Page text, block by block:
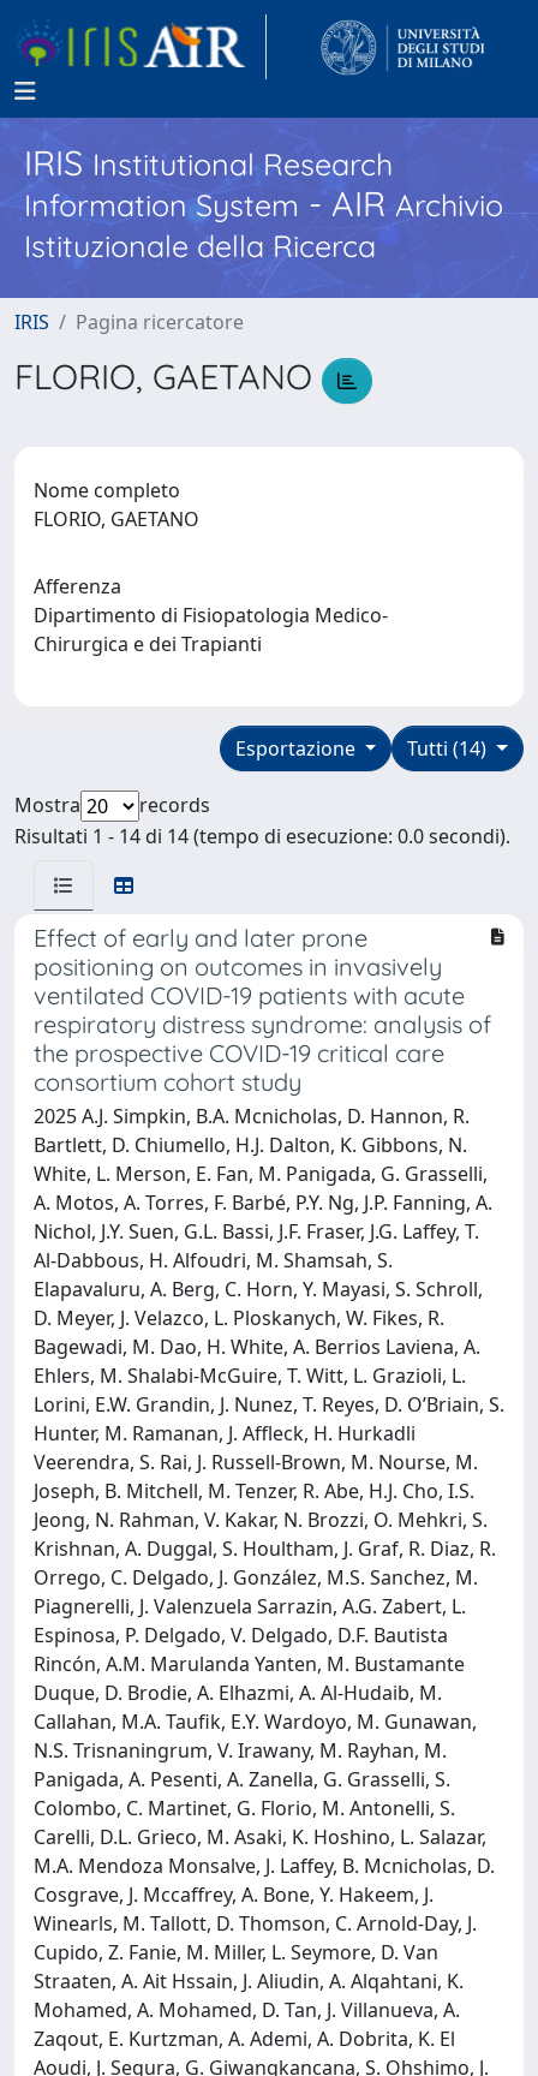
IRISInstitutional Research
Information System - AIR Archivio
Istituzionale della Ricerca
IRIS Pagina ricercatore
FLORIO, GAETANO
Nome completo
FLORIO, GAETANO
Afferenza
Dipartimento di Fisiopatologia Medico-
Chirurgica e dei Trapianti
Tutti (14)
Esportazione
Mostra
records
Risultati 1 - 14 di 14 (tempo di esecuzione: 0.0 secondi).
Effect of early and later prone
positioning on outcomes in invasively
ventilated COVID-19 patients with acute
respiratory distress syndrome: analysis of
the prospective COVID-19 critical care
consortium cohort study
2025 A.J. Simpkin, B.A. Mcnicholas, D. Hannon, R.
Bartlett, D. Chiumello, H.J. Dalton, K. Gibbons, N.
White, L. Merson, E. Fan, M. Panigada, G. Grasselli,
A. Motos, A. Torres, F. Barbé, P.Y. Ng, J.P. Fanning, A.
Nichol, J.Y. Suen, G.L. Bassi, J.F. Fraser, J.G. Laffey, T.
Al-Dabbous, H. Alfoudri, M. Shamsah, S.
Elapavaluru, A. Berg, C. Horn, Y. Mayasi, S. Schroll,
D. Meyer, J. Velazco, L. Ploskanych, W. Fikes, R.
Bagewadi, M. Dao, H. White, A. Berrios Laviena, A.
Ehlers, M. Shalabi-McGuire, T. Witt, L. Grazioli, L.
Lorini, E.W. Grandin, J. Nunez, T. Reyes, D. O’Briain, S.
Hunter, M. Ramanan, J. Affleck, H. Hurkadli
Veerendra, S. Rai, J. Russell-Brown, M. Nourse, M.
Joseph, B. Mitchell, M. Tenzer, R. Abe, H.J. Cho, I.S.
Jeong, N. Rahman, V. Kakar, N. Brozzi, O. Mehkri, S.
Krishnan, A. Duggal, S. Houltham, J. Graf, R. Diaz, R.
Orrego, C. Delgado, J. González, M.S. Sanchez, M.
Piagnerelli, J. Valenzuela Sarrazin, A.G. Zabert, L.
Espinosa, P. Delgado, V. Delgado, D.F. Bautista
Rincón, A.M. Marulanda Yanten, M. Bustamante
Duque, D. Brodie, A. Elhazmi, A. Al-Hudaib, M.
Callahan, M.A. Taufik, E.Y. Wardoyo, M. Gunawan,
N.S. Trisnaningrum, V. Irawany, M. Rayhan, M.
Panigada, A. Pesenti, A. Zanella, G. Grasselli, S.
Colombo, C. Martinet, G. Florio, M. Antonelli, S.
Carelli, D.L. Grieco, M. Asaki, K. Hoshino, L. Salazar,
M.A. Mendoza Monsalve, J. Laffey, B. Mcnicholas, D.
Cosgrave, J. Mccaffrey, A. Bone, Y. Hakeem, J.
Winearls, M. Tallott, D. Thomson, C. Arnold-Day, J.
Cupido, Z. Fanie, M. Miller, L. Seymore, D. Van
Straaten, A. Ait Hssain, J. Aliudin, A. Alqahtani, K.
Mohamed, A. Mohamed, D. Tan, J. Villanueva, A.
Zaqout, E. Kurtzman, A. Ademi, A. Dobrita, K. El
Aoudi, J. Segura, G. Giwangkancana, S. Ohshimo, J.